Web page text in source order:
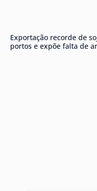
Exportação recorde de
portos e expõe falta de